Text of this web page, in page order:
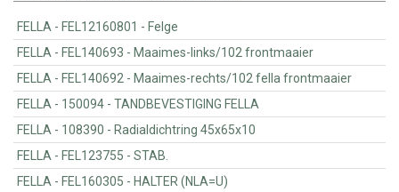
FELLA - FEL12160801 - Felge
FELLA - FEL140693 - Maaimes-links/102 frontmaaier
FELLA - FEL140692 - Maaimes-rechts/102 fella frontmaaier
FELLA - 150094 - TANDBEVESTIGING FELLA
FELLA - 108390 - Radialdichtring 45x65x10
FELLA - FEL123755 - STAB.
FELLA - FEL160305 - HALTER (NLA=U)